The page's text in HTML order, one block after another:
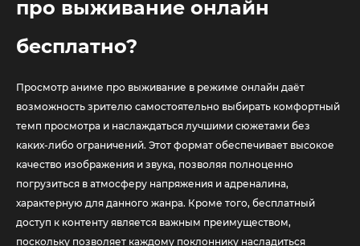
про выживание онлайн
бесплатно?
Просмотр аниме про выживание в режиме онлайн даёт
возможность зрителю самостоятельно выбирать комфортный
темп просмотра и наслаждаться лучшими сюжетами без
каких-либо ограничений. Этот формат обеспечивает высокое
качество изображения и звука, позволяя полноценно
погрузиться в атмосферу напряжения и адреналина,
характерную для данного жанра. Кроме того, бесплатный
доступ к контенту является важным преимуществом,
поскольку позволяет каждому поклоннику насладиться